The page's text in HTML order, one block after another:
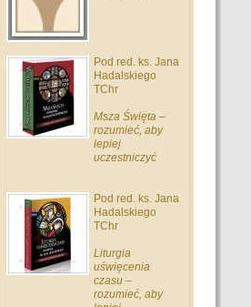
Pod red. ks. Jana
Hadalskiego
TChr
Msza Święta –
rozumieć, aby
lepiej
uczestniczyć
Pod red. ks. Jana
Hadalskiego
TChr
Liturgia
uświęcenia
czasu –
rozumieć, aby